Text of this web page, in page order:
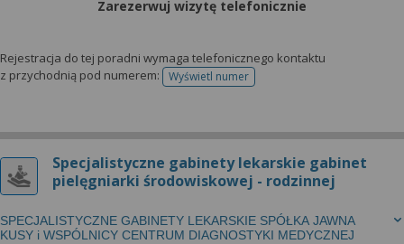
Zarezerwuj wizytę telefonicznie
Rejestracja do tej poradni wymaga telefonicznego kontaktu
z przychodnią pod numerem:
Wyświetl numertelefonu do rejestracji
Specjalistyczne gabinety lekarskie gabinet
pielęgniarki środowiskowej - rodzinnej
SPECJALISTYCZNE GABINETY LEKARSKIE SPÓŁKA JAWNA
KUSY i WSPÓLNICY CENTRUM DIAGNOSTYKI MEDYCZNEJ